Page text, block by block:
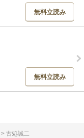
無料立読み
無料立読み
古処誠二